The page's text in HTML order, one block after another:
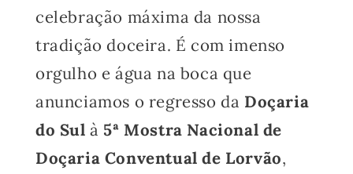
celebração máxima da nossa
tradição doceira. É com imenso
orgulho e água na boca que
anunciamos o regresso da Doçaria
do Sul à 5ª Mostra Nacional de
Doçaria Conventual de Lorvão,